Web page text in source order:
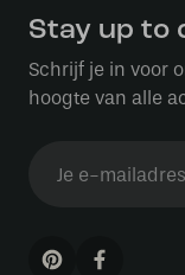
Stay up to
Schrijf je in voor
hoogte van alle